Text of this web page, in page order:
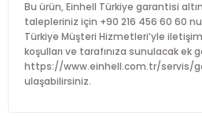
Bu ürün, Einhell Türkiye garantisi
talepleriniz için +90 216 456 60 60
Türkiye Müşteri Hizmetleri’yle
koşulları ve tarafınıza sunulacak ek
https://www.einhell.com.tr/servis/
ulaşabilirsiniz.